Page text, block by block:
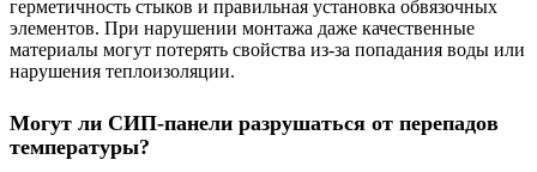
герметичность стыков и правильная установка обвязочных
элементов. При нарушении монтажа даже качественные
материалы могут потерять свойства из-за попадания воды или
нарушения теплоизоляции.
Могут ли СИП-панели разрушаться от перепадов
температуры?